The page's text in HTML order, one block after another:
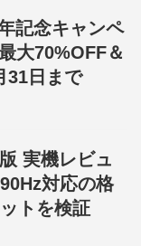
記念キャンペ
大70%OFF＆
31日まで
実機レビュ
対応の格
トを検証